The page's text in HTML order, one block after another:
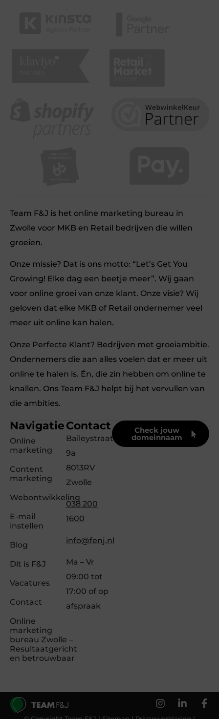
Team F&J is het online marketing bureau in
Zwolle voor MKB en Retail bedrijven die willen
groeien.
Onze missie? Dat is ons motto: “Let’s Get You
Growing! Elke dag een beetje meer”. Wij gaan
voor online groei van onze klant. Onze visie? Wij
geloven dat elke MKB of Retail ondernemer veel
meer uit online kan halen.
Onze Perfecte Klant? Bedrijven met groeiambitie.
Ondernemers die aan alles voelen dat er meer uit
online te halen is. Én, die zin hebben om online te
knallen. Ons Team F&J helpt bij het vervullen van
die ambities.
Navigatie
Online
marketing
Content
marketing
Webontwikkeling
E-mail
instellen
Blog
Dit is F&J
Vacatures
Contact
Online
marketing
bureau Zwolle –
Resultaatgericht
en betrouwbaar
Contact
Baileystraat
9a
8013RV
Zwolle
038 200
1600
info@fenj.nl
Ma – Vr
09:00 tot
17:00 of op
afspraak
Check jouw
domeinnaam